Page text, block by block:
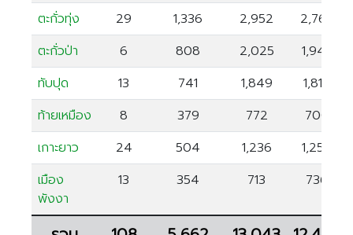
ภูเก็ต
ยะลา
ระนอง
สตูล
สระบุรี
สุราษฎร์ธานี
เชียงใหม่
ระยอง
เพชรบุรี
ตะกั่วทุ่ง
29 1,336 2,952
2,767
ตะกั่วป่า
6 808 2,025
1,945
ทับปุด
13 741 1,849
1,814
ท้ายเหมือง
8 379 772
700
เกาะยาว
24 504 1,236
1,250
เมือง
พังงา
13 354 713 736